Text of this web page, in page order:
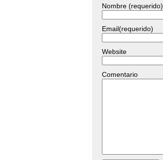
Nombre (requerido)
Email(requerido)
Website
Comentario